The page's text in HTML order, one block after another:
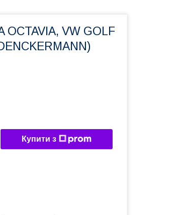
OCTAVIA, VW GOLF
Купити з